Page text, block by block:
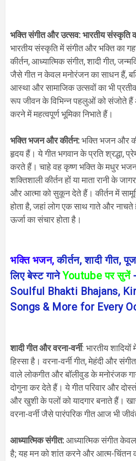
भक्ति संगीत और उत्सव: भारतीय संस्कृति
भारतीय संस्कृति में संगीत और भक्ति का
कीर्तन,आध्यात्मिक संगीत,शादी गीत,
जैसे गीत न केवल मनोरंजन का साधन हैं,
आस्था और सामाजिक उत्सवों का भी
रूप जीवन के विभिन्न पहलुओं को संजोते
करने में महत्वपूर्ण भूमिका निभाते हैं।
भक्ति भजन और कीर्तन:भक्ति भजन और
हृदय हैं। ये गीत भगवान के प्रति श्रद्धा,
करते हैं। चाहे वह कृष्ण भक्ति के मधुर भजन
शक्तिशाली कीर्तन हों या माता रानी के
और आत्मा को सुकून देते हैं। कीर्तन में
होता है,जहां लोग एक साथ गाते और नाचते
ऊर्जा का संचार होता है।
भक्ति भजन,कीर्तन,शादी गीत,
लिए बेस्ट गानेYoutube पर सुनें
Soulful Bhakti Bhajans,
Songs & More for Every
शादी गीत और वरना-वर्नी: भारतीय
हिस्सा है। वरना-वर्नी गीत,मेहंदी और संगीत
वाले लोकगीत और बॉलीवुड के मनोरंजक
दोगुना कर देते हैं। ये गीत परिवार और
और खुशी के पलों को यादगार बनाते हैं।
वरना-वर्नी जैसे पारंपरिक गीत आज भी
आध्यात्मिक संगीत:आध्यात्मिक संगीत
है;यह मन को शांत करने और आत्म-चिंतन